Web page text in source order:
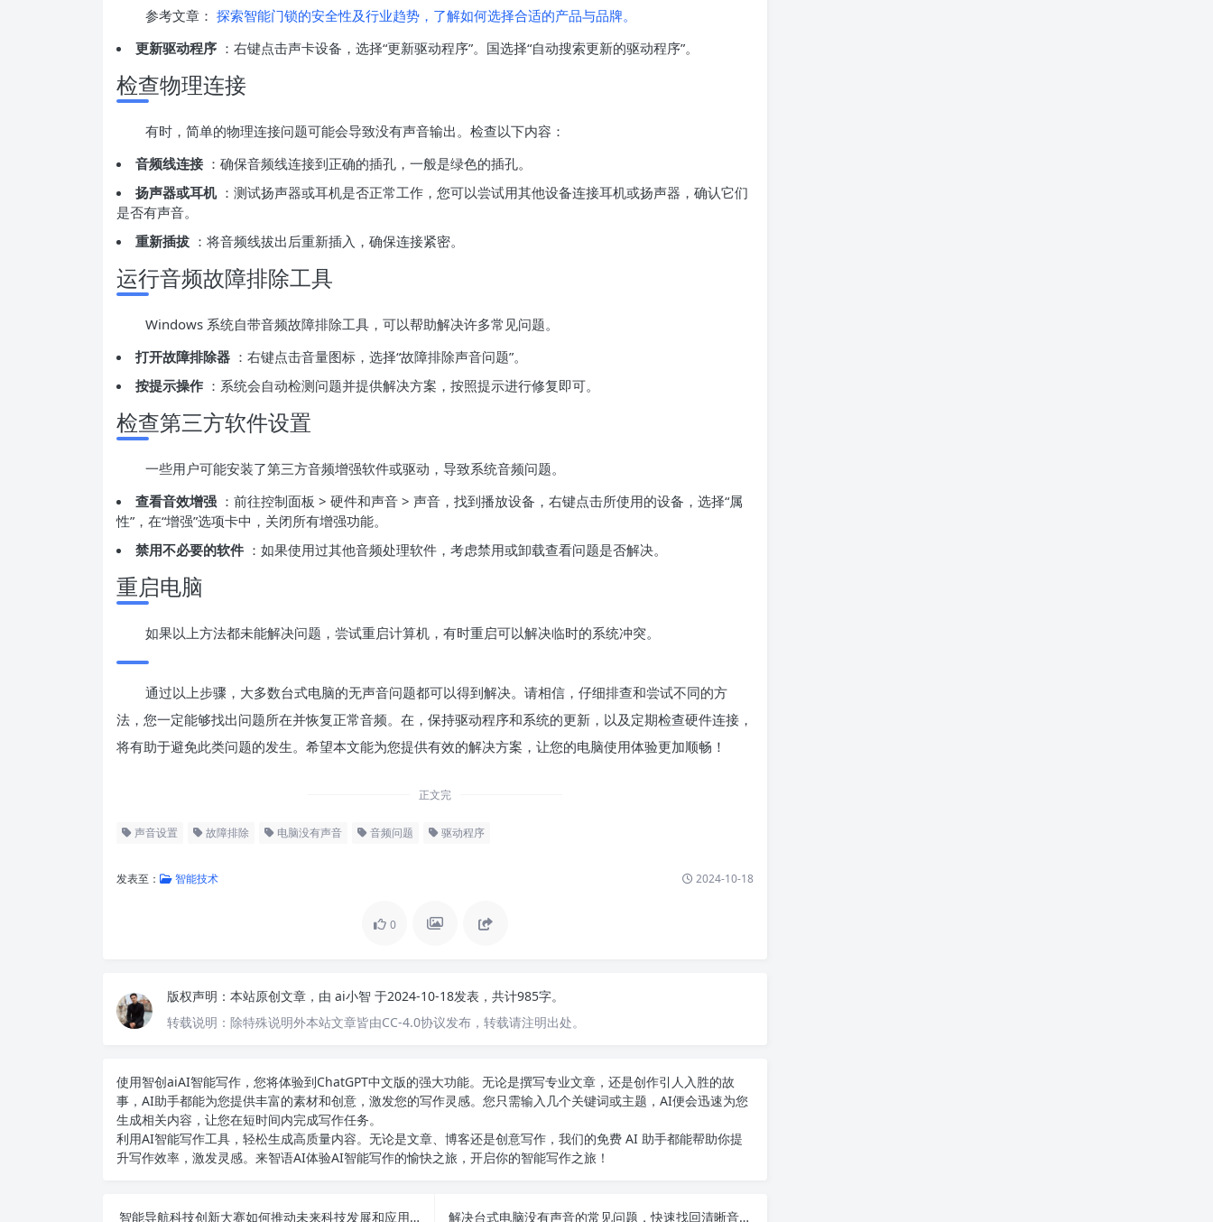
参考文章： 探索智能门锁的安全性及行业趋势，了解如何选择合适的产品与品牌。
更新驱动程序 ：右键点击声卡设备，选择“更新驱动程序”。国选择“自动搜索更新的驱动程序”。
检查物理连接
有时，简单的物理连接问题可能会导致没有声音输出。检查以下内容：
音频线连接 ：确保音频线连接到正确的插孔，一般是绿色的插孔。
扬声器或耳机 ：测试扬声器或耳机是否正常工作，您可以尝试用其他设备连接耳机或扬声器，确认它们
是否有声音。
重新插拔 ：将音频线拔出后重新插入，确保连接紧密。
运行音频故障排除工具
Windows 系统自带音频故障排除工具，可以帮助解决许多常见问题。
打开故障排除器 ：右键点击音量图标，选择“故障排除声音问题”。
按提示操作 ：系统会自动检测问题并提供解决方案，按照提示进行修复即可。
检查第三方软件设置
一些用户可能安装了第三方音频增强软件或驱动，导致系统音频问题。
查看音效增强 ：前往控制面板 > 硬件和声音 > 声音，找到播放设备，右键点击所使用的设备，选择“属
性”，在“增强”选项卡中，关闭所有增强功能。
禁用不必要的软件 ：如果使用过其他音频处理软件，考虑禁用或卸载查看问题是否解决。
重启电脑
如果以上方法都未能解决问题，尝试重启计算机，有时重启可以解决临时的系统冲突。
通过以上步骤，大多数台式电脑的无声音问题都可以得到解决。请相信，仔细排查和尝试不同的方
法，您一定能够找出问题所在并恢复正常音频。在，保持驱动程序和系统的更新，以及定期检查硬件连接，
将有助于避免此类问题的发生。希望本文能为您提供有效的解决方案，让您的电脑使用体验更加顺畅！
正文完
声音设置 故障排除 电脑没有声音 音频问题 驱动程序
发表至： 智能技术 2024-10-18
0
版权声明： 本站原创文章，由 ai小智 于2024-10-18发表，共计985字。
转载说明： 除特殊说明外本站文章皆由CC-4.0协议发布，转载请注明出处。
使用智创aiAI智能写作 ，您将体验到ChatGPT中文版的强大功能。无论是撰写专业文章，还是创作引人入胜的故
事，AI助手都能为您提供丰富的素材和创意，激发您的写作灵感。您只需输入几个关键词或主题，AI便会迅速为您
生成相关内容，让您在短时间内完成写作任务。
利用AI智能写作工具，轻松生成高质量内容。无论是文章、博客还是创意写作，我们的免费 AI 助手都能帮助你提
升写作效率，激发灵感。来智语AI体验AI智能写作的愉快之旅，开启你的智能写作之旅！
智能导航科技创新大赛如何推动未来科技发展和应用？ 解决台式电脑没有声音的常见问题，快速找回清晰音效的方法揭秘！